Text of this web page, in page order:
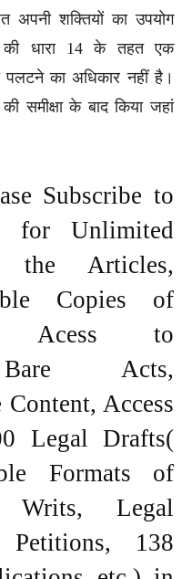
अपनी शक्तियों का उपयोग
की धारा 14 के तहत एक
पलटने का अधिकार नहीं है।
समीक्षा के बाद किया जहां
Subscribe to
for Unlimited
Articles,
Copies of
Acess to
Bare Acts,
Access
Legal Drafts(
Formats of
Writs, Legal
138